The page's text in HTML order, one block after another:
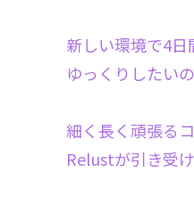
新しい環境で4日
ゆっくりしたい
細く長く頑張る
Relustが引き受